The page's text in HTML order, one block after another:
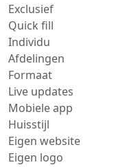
Exclusief
Quick fill
Individu
Afdelingen
Formaat
Live updates
Mobiele app
Huisstijl
Eigen website
Eigen logo